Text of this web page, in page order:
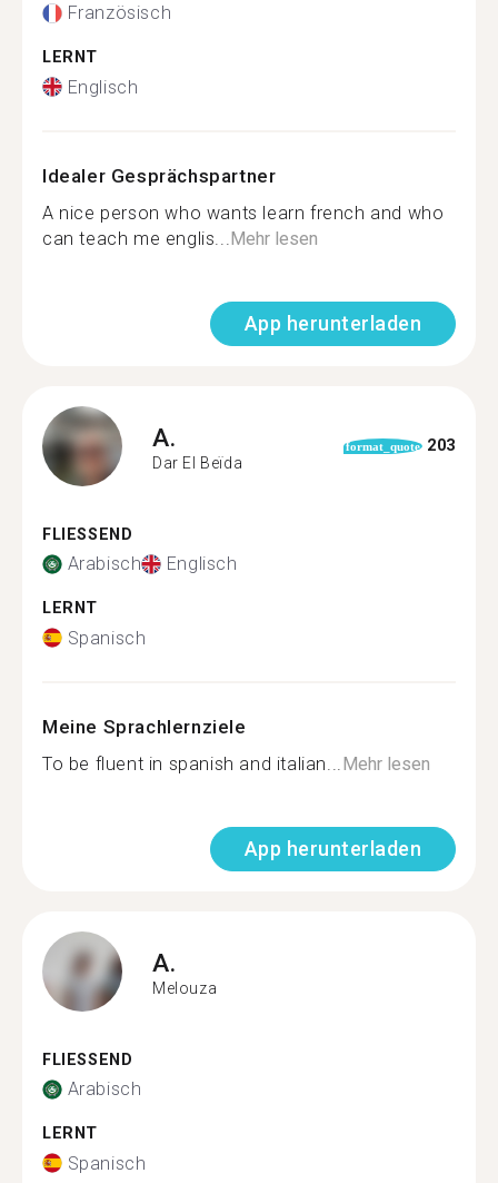
Französisch
LERNT
Englisch
Idealer Gesprächspartner
A nice person who wants learn french and who
can teach me englis... Mehr lesen
App herunterladen
A.
Dar El Beïda
format_quote 203
FLIESSEND
Arabisch Englisch
LERNT
Spanisch
Meine Sprachlernziele
To be fluent in spanish and italian... Mehr lesen
App herunterladen
A.
Melouza
FLIESSEND
Arabisch
LERNT
Spanisch